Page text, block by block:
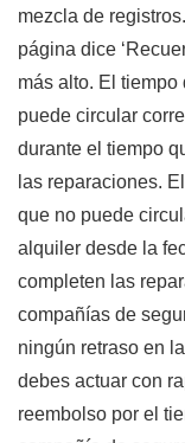
mezcla de
página dice
más alto. El
puede circular
durante el tiempo
las reparaciones.
que no puede
alquiler desde la
completen las
compañías de
ningún retraso en
debes actuar con
reembolso por el